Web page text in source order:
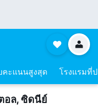
คะแนนสูงสุด โรงแรมที่
อล, ซิดนีย์